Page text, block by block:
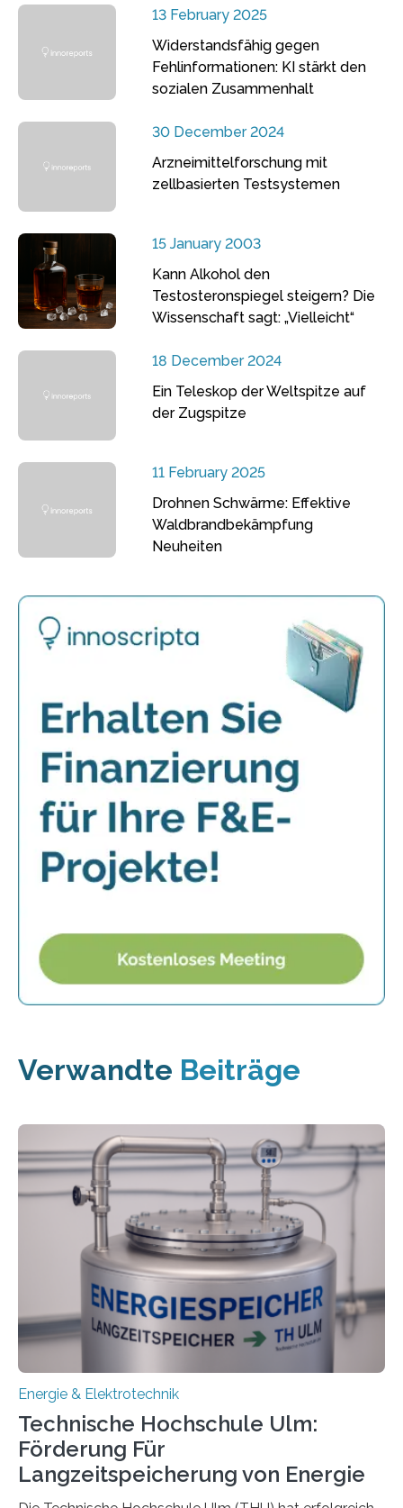
13 February 2025
Widerstandsfähig gegen
Fehlinformationen: KI stärkt den
sozialen Zusammenhalt
30 December 2024
Arzneimittelforschung mit
zellbasierten Testsystemen
15 January 2003
Kann Alkohol den
Testosteronspiegel steigern? Die
Wissenschaft sagt: „Vielleicht“
18 December 2024
Ein Teleskop der Weltspitze auf
der Zugspitze
11 February 2025
Drohnen Schwärme: Effektive
Waldbrandbekämpfung
Neuheiten
Verwandte Beiträge
Energie & Elektrotechnik
Technische Hochschule Ulm:
Förderung Für
Langzeitspeicherung von Energie